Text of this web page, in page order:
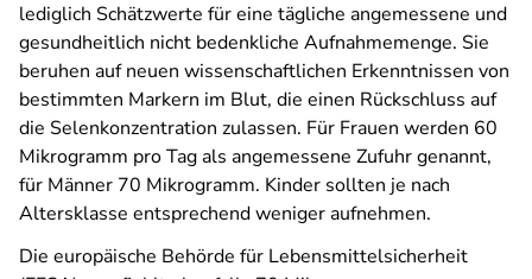
lediglich Schätzwerte für eine tägliche angemessene und
gesundheitlich nicht bedenkliche Aufnahmemenge. Sie
beruhen auf neuen wissenschaftlichen Erkenntnissen von
bestimmten Markern im Blut, die einen Rückschluss auf
die Selenkonzentration zulassen. Für Frauen werden 60
Mikrogramm pro Tag als angemessene Zufuhr genannt,
für Männer 70 Mikrogramm. Kinder sollten je nach
Altersklasse entsprechend weniger aufnehmen.
Die europäische Behörde für Lebensmittelsicherheit